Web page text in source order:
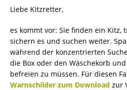
Liebe Kitzretter,
es kommt vor: Sie finden ein Kitz,
sichern es und suchen weiter.
während der konzentrierten
die Box oder den Wäschekorb
befreien zu müssen. Für diesen
Warnschilder zum Download zur